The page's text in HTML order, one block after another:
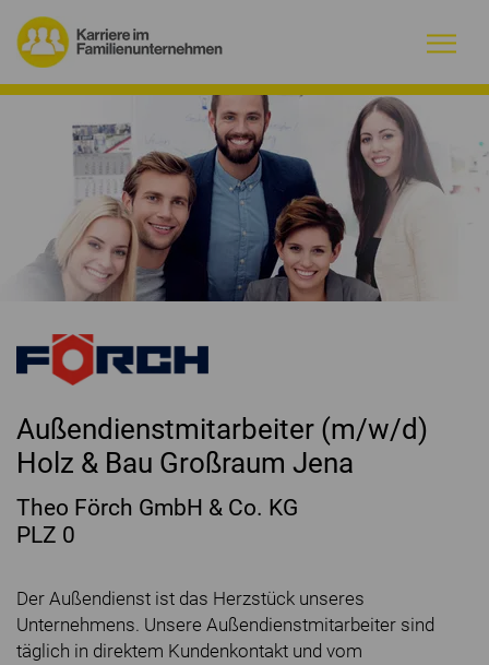
Warum Familienunternehmen?
Firmenprofile
Jobs
Magazin
Initiative
Kontakt
Außendienstmitarbeiter (m/w/d)
Holz & Bau Großraum Jena
Theo Förch GmbH & Co. KG
PLZ 0
Der Außendienst ist das Herzstück unseres
Unternehmens. Unsere Außendienstmitarbeiter sind
täglich in direktem Kundenkontakt und vom